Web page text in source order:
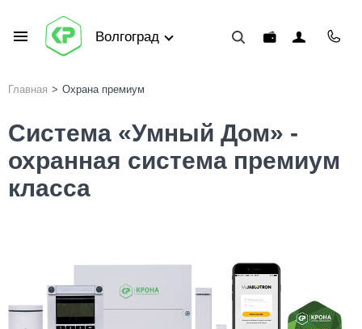
Волгоград
Главная > Охрана премиум
Система «Умный Дом» -
охранная система премиум
класса